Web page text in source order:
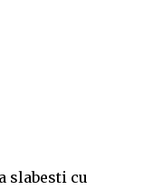
slabesti cu